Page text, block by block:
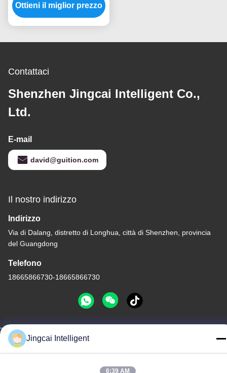
modulo ILI9488 Tft
dell'esposizione
liquidi del touch screen
Ottieni il miglior prezzo
Contattaci
Shenzhen Jingcai Intelligent Co.,
Ltd.
E-mail
david@guition.com
Il nostro indirizzo
Indirizzo
Via di Dalang, distretto di Longhua, città di Shenzhen, provincia
del Guangdong
Telefono
18665866730-18665866730
Politica sulla privacy
La Cina va bene. Qualità Modulo dell'esposizione ESP32
Fornitore. -2026 Shenzhen Jingcai Intelligent Co., Ltd. Tutti. Tutti i
Jingcai Intelligent
6:39 AM